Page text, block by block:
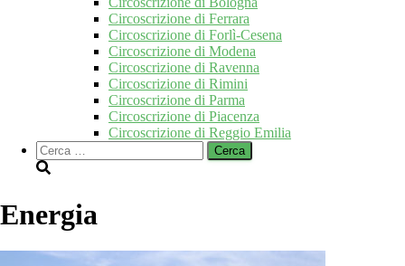
Circoscrizione di Ferrara
Circoscrizione di Forlì-Cesena
Circoscrizione di Modena
Circoscrizione di Ravenna
Circoscrizione di Rimini
Circoscrizione di Parma
Circoscrizione di Piacenza
Circoscrizione di Reggio Emilia
Ricerca
per:
Energia